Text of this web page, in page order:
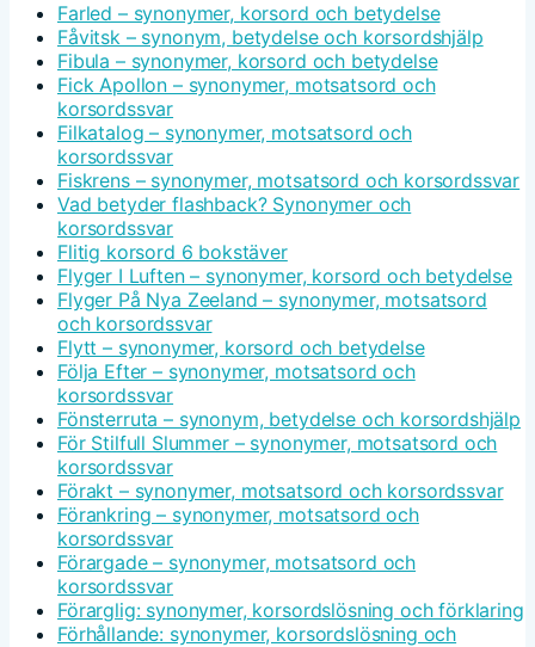
Farled – synonymer, korsord och betydelse
Fåvitsk – synonym, betydelse och korsordshjälp
Fibula – synonymer, korsord och betydelse
Fick Apollon – synonymer, motsatsord och
korsordssvar
Filkatalog – synonymer, motsatsord och
korsordssvar
Fiskrens – synonymer, motsatsord och korsordssvar
Vad betyder flashback? Synonymer och
korsordssvar
Flitig korsord 6 bokstäver
Flyger I Luften – synonymer, korsord och betydelse
Flyger På Nya Zeeland – synonymer, motsatsord
och korsordssvar
Flytt – synonymer, korsord och betydelse
Följa Efter – synonymer, motsatsord och
korsordssvar
Fönsterruta – synonym, betydelse och korsordshjälp
För Stilfull Slummer – synonymer, motsatsord och
korsordssvar
Förakt – synonymer, motsatsord och korsordssvar
Förankring – synonymer, motsatsord och
korsordssvar
Förargade – synonymer, motsatsord och
korsordssvar
Förarglig: synonymer, korsordslösning och förklaring
Förhållande: synonymer, korsordslösning och